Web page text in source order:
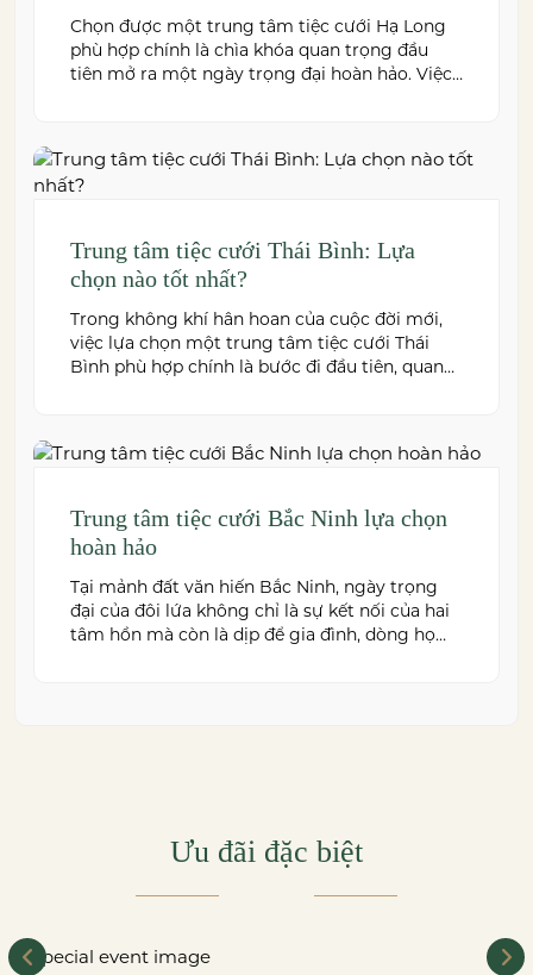
Chọn được một trung tâm tiệc cưới Hạ Long
phù hợp chính là chìa khóa quan trọng đầu
tiên mở ra một ngày trọng đại hoàn hảo. Việc
Trung tâm tiệc cưới Thái Bình: Lựa
chọn nào tốt nhất?
Trong không khí hân hoan của cuộc đời mới,
việc lựa chọn một trung tâm tiệc cưới Thái
Bình phù hợp chính là bước đi đầu tiên, quan
Trung tâm tiệc cưới Bắc Ninh lựa chọn
hoàn hảo
Tại mảnh đất văn hiến Bắc Ninh, ngày trọng
đại của đôi lứa không chỉ là sự kết nối của hai
tâm hồn mà còn là dịp để gia đình, dòng họ
Ưu đãi đặc biệt